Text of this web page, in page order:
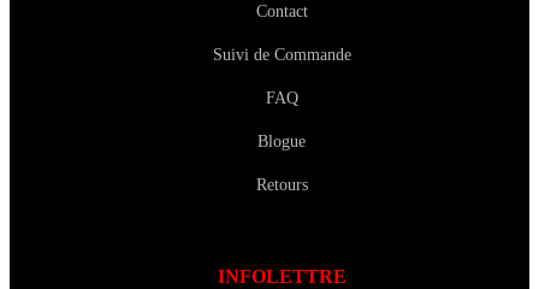
Contact
Suivi de Commande
FAQ
Blogue
Retours
INFOLETTRE